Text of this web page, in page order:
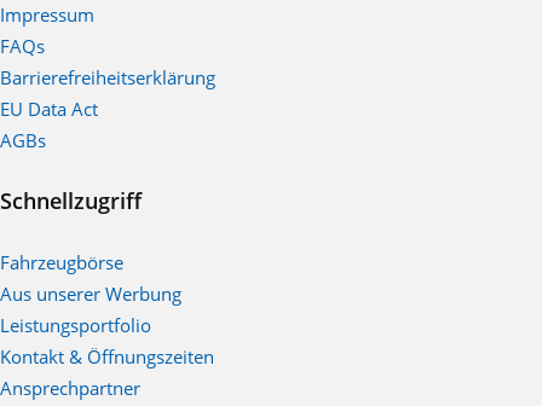
Impressum
FAQs
Barrierefreiheitserklärung
EU Data Act
AGBs
Schnellzugriff
Fahrzeugbörse
Aus unserer Werbung
Leistungsportfolio
Kontakt & Öffnungszeiten
Ansprechpartner